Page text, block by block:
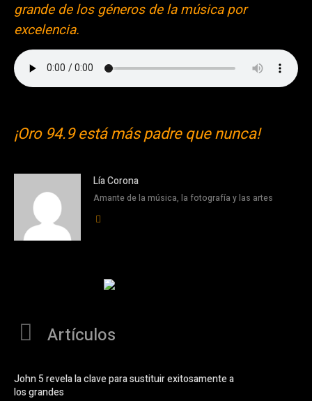
grande de los géneros de la música por
excelencia.
¡Oro 94.9 está más padre que nunca!
Lía Corona
Amante de la música, la fotografía y las artes
Artículos
John 5 revela la clave para sustituir exitosamente a
los grandes